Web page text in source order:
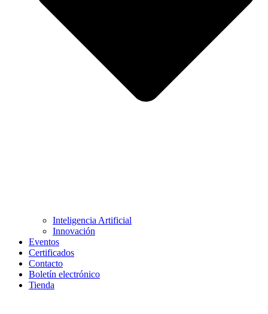
Inteligencia Artificial
Innovación
Eventos
Certificados
Contacto
Boletín electrónico
Tienda